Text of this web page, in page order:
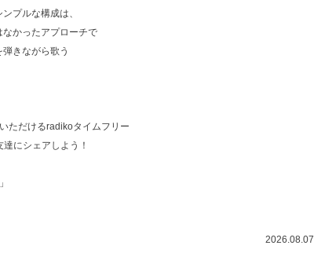
プルな構成は、
かったアプローチで
きながら歌う
ただけるradikoタイムフリー
にシェアしよう！
」
2026.08.07